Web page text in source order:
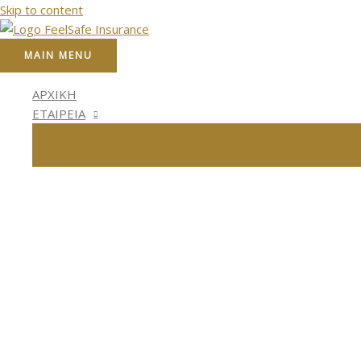
Skip to content
MAIN MENU
ΑΡΧΙΚΗ
ΕΤΑΙΡΕΙΑ